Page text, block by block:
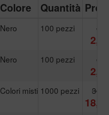
Colore Quantità
Nero 100 pezzi
Nero 100 pezzi
Colori misti 1000 pezzi